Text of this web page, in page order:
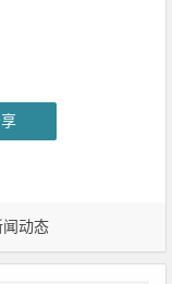
闻动态